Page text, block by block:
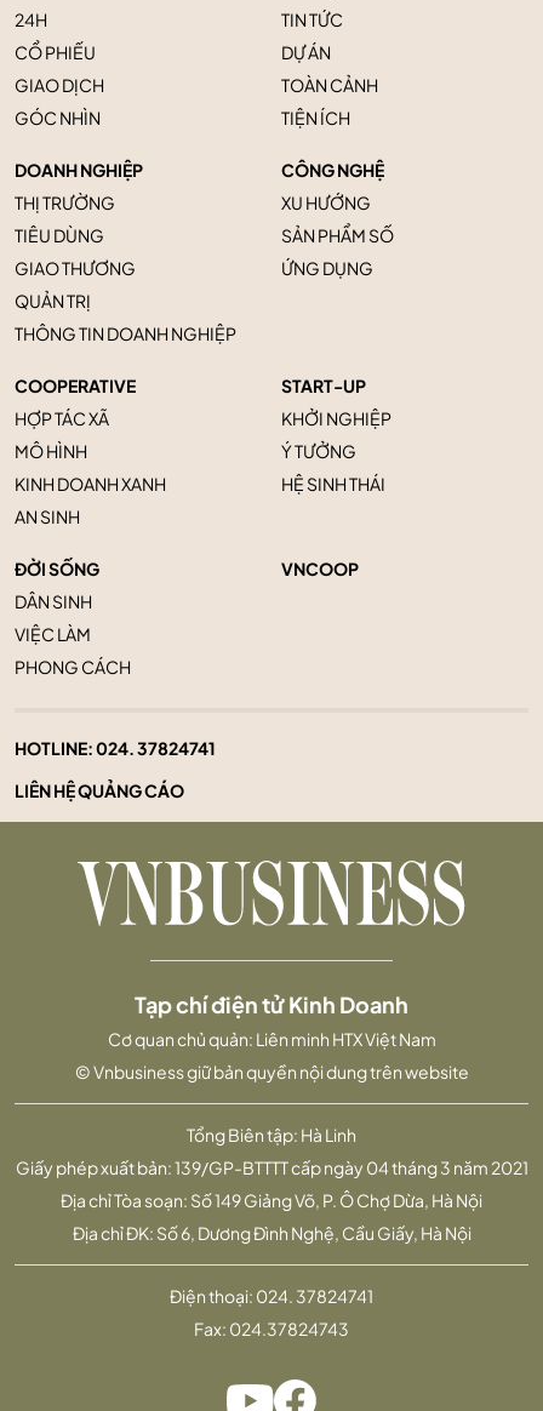
24H
CỔ PHIẾU
GIAO DỊCH
GÓC NHÌN
TIN TỨC
DỰ ÁN
TOÀN CẢNH
TIỆN ÍCH
DOANH NGHIỆP
THỊ TRƯỜNG
TIÊU DÙNG
GIAO THƯƠNG
QUẢN TRỊ
THÔNG TIN DOANH NGHIỆP
CÔNG NGHỆ
XU HƯỚNG
SẢN PHẨM SỐ
ỨNG DỤNG
COOPERATIVE
HỢP TÁC XÃ
MÔ HÌNH
KINH DOANH XANH
AN SINH
START-UP
KHỞI NGHIỆP
Ý TƯỞNG
HỆ SINH THÁI
ĐỜI SỐNG
DÂN SINH
VIỆC LÀM
PHONG CÁCH
VNCOOP
HOTLINE:024. 37824741
LIÊN HỆ QUẢNG CÁO
Tổng Biên tập: Hà Linh
Giấy phép xuất bản: 139/GP-BTTTT cấp ngày 04 tháng 3 năm 2021
Địa chỉ Tòa soạn: Số 149 Giảng Võ, P. Ô Chợ Dừa, Hà Nội
Địa chỉ ĐK: Số 6, Dương Đình Nghệ, Cầu Giấy, Hà Nội
Tạp chí điện tử Kinh Doanh
Cơ quan chủ quản: Liên minh HTX Việt Nam
© Vnbusiness giữ bản quyền nội dung trên website
Điện thoại: 024. 37824741
Fax: 024.37824743